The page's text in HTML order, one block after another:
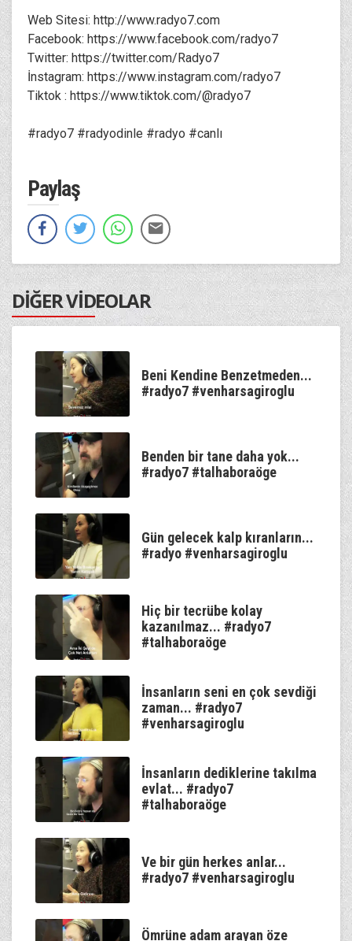
Web Sitesi: http://www.radyo7.com
Facebook: https://www.facebook.com/radyo7
Twitter: https://twitter.com/Radyo7
İnstagram: https://www.instagram.com/radyo7
Tiktok : https://www.tiktok.com/@radyo7
#radyo7 #radyodinle #radyo #canlı
Paylaş
DİĞER VİDEOLAR
Beni Kendine Benzetmeden...
#radyo7 #venharsagiroglu
Benden bir tane daha yok...
#radyo7 #talhaboraöge
Gün gelecek kalp kıranların...
#radyo #venharsagiroglu
Hiç bir tecrübe kolay
kazanılmaz... #radyo7
#talhaboraöge
İnsanların seni en çok sevdiği
zaman... #radyo7
#venharsagiroglu
İnsanların dediklerine takılma
evlat... #radyo7
#talhaboraöge
Ve bir gün herkes anlar...
#radyo7 #venharsagiroglu
Ömrüne adam arayan öze